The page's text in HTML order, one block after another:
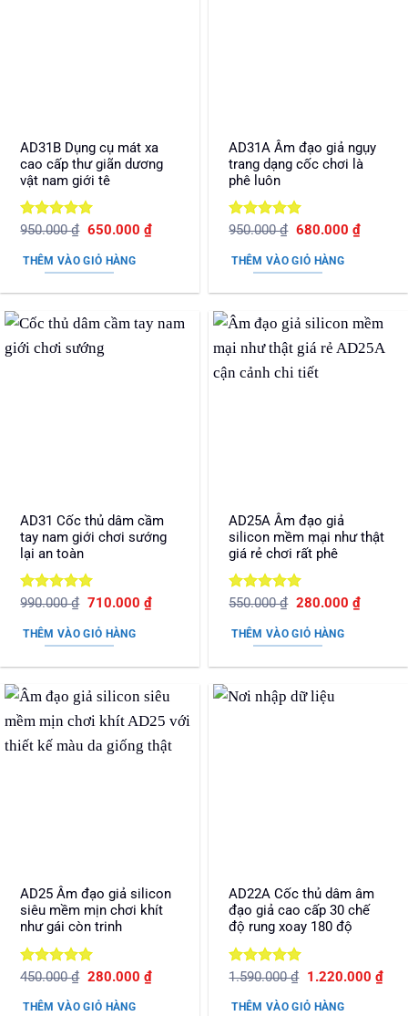
AD31B Dụng cụ mát xa
cao cấp thư giãn dương
vật nam giới tê
Được xếp
sao
950.000₫ Giá
là:
950.000 ₫.
650.000 ₫Giá
hiện
THÊM VÀO GIỎ HÀNG
AD31A Âm đạo giả ngụy
trang dạng cốc chơi là
phê luôn
Được xếp
sao
950.000₫ Giá
là:
950.000 ₫.
680.000 ₫Giá
hiện
THÊM VÀO GIỎ HÀNG
AD31 Cốc thủ dâm cầm
tay nam giới chơi sướng
lại an toàn
Được xếp
sao
990.000₫ Giá
là:
990.000 ₫.
710.000 ₫Giá
hiện
THÊM VÀO GIỎ HÀNG
AD25A Âm đạo giả
silicon mềm mại như thật
giá rẻ chơi rất phê
Được xếp
sao
550.000₫ Giá
là:
550.000 ₫.
280.000 ₫Giá
hiện
THÊM VÀO GIỎ HÀNG
AD25 Âm đạo giả silicon
siêu mềm mịn chơi khít
như gái còn trinh
Được xếp
sao
450.000₫ Giá
là:
280.000 ₫Giá
hiện
THÊM VÀO GIỎ HÀNG
AD22A Cốc thủ dâm âm
đạo giả cao cấp 30 chế
độ rung xoay 180 độ
Được xếp
sao
1.590.000₫ Giá
là:
1.220.000 ₫Giá
hiện
THÊM VÀO GIỎ HÀNG